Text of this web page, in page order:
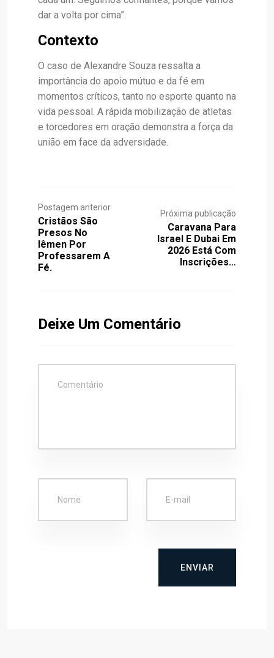
dar a volta por cima”.
Contexto
O caso de Alexandre Souza ressalta a
importância do apoio mútuo e da fé em
momentos críticos, tanto no esporte quanto na
vida pessoal. A rápida mobilização de atletas
e torcedores em oração demonstra a força da
união em face da adversidade.
Postagem anterior
Cristãos São
Presos No
Iêmen Por
Professarem A
Fé.
Próxima publicação
Caravana Para
Israel E Dubai Em
2026 Está Com
Inscrições…
Deixe Um Comentário
ENVIAR